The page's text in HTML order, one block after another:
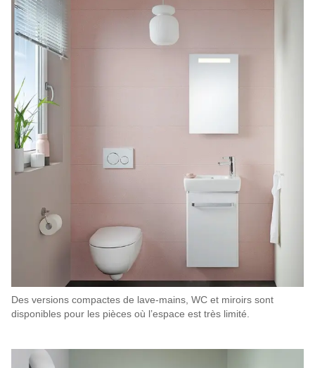
Des versions compactes de lave-mains, WC et miroirs sont
disponibles pour les pièces où l’espace est très limité.